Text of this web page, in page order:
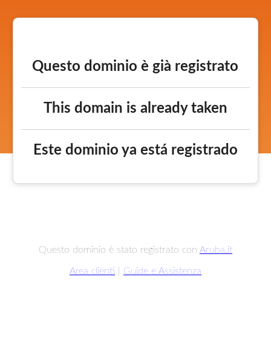
Questo dominio è già registrato
This domain is already taken
Este dominio ya está registrado
Questo dominio è stato registrato con Aruba.it
Area clienti Guide e Assistenza